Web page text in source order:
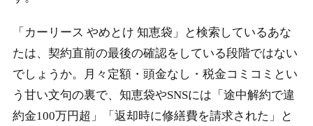
「カーリース やめとけ 知恵袋」と検索しているあな
たは、契約直前の最後の確認をしている段階ではない
でしょうか。月々定額・頭金なし・税金コミコミとい
う甘い文句の裏で、知恵袋やSNSには「途中解約で違
約金100万円超」「返却時に修繕費を請求された」と